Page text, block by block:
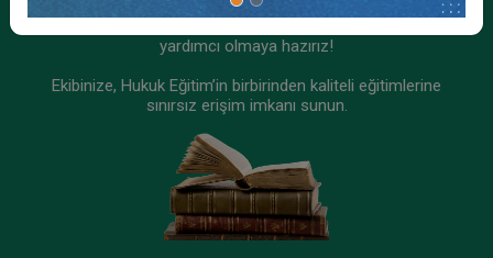
III. Ticaret Hukuku Kongresi Tüm Oturumları
Video Kaydı (13 Oturum)
yardımcı olmaya hazırız!
Ekibinize, Hukuk Eğitim’in birbirinden kaliteli eğitimlerine
sınırsız erişim imkanı sunun.